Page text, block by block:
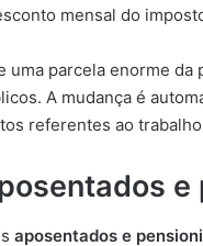
mensal do
uma parcela enorme
A mudança é
referentes ao
e
aposentados e